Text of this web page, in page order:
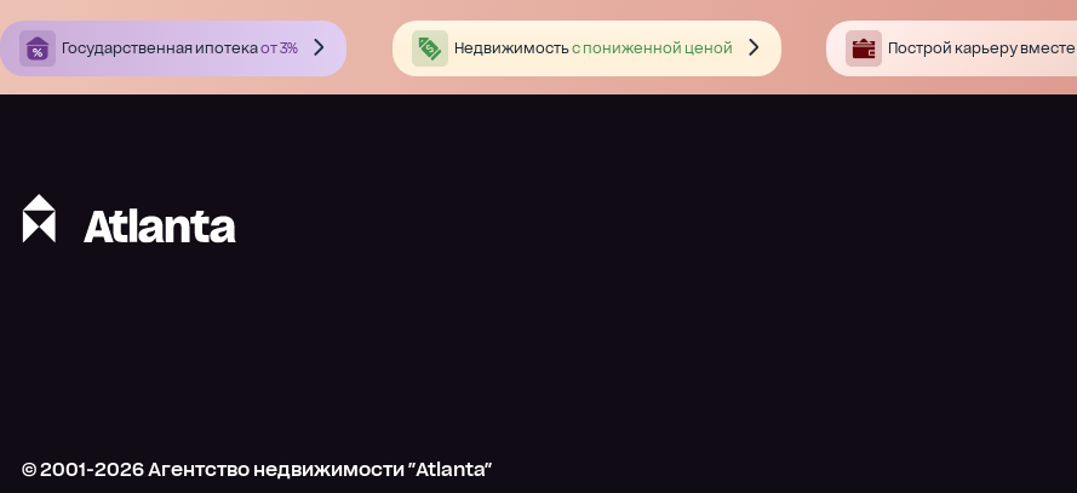
Государственная ипотекаот 3% Недвижимостьс пониженной ценой Построй карьеру вместе
© 2001-2026Агентство недвижимости "Atlanta"